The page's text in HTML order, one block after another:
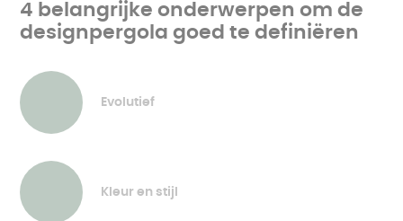
4 belangrijke onderwerpen om de
designpergola goed te definiëren
Evolutief
Kleur en stijl